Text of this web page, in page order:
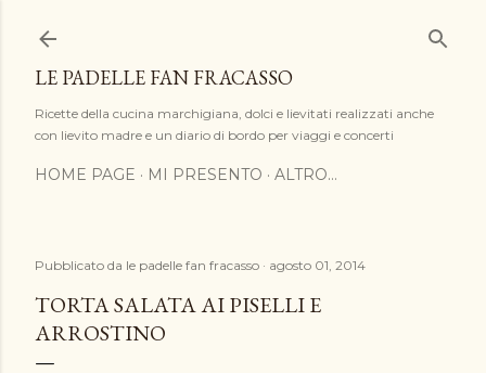
LE PADELLE FAN FRACASSO
Ricette della cucina marchigiana, dolci e lievitati realizzati anche
con lievito madre e un diario di bordo per viaggi e concerti
HOME PAGE MI PRESENTO ALTRO…
Pubblicato da le padelle fan fracasso agosto 01, 2014
TORTA SALATA AI PISELLI E
ARROSTINO